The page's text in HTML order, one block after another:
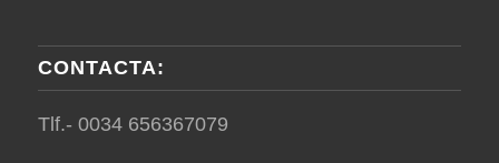
CONTACTA:
Tlf.- 0034 656367079